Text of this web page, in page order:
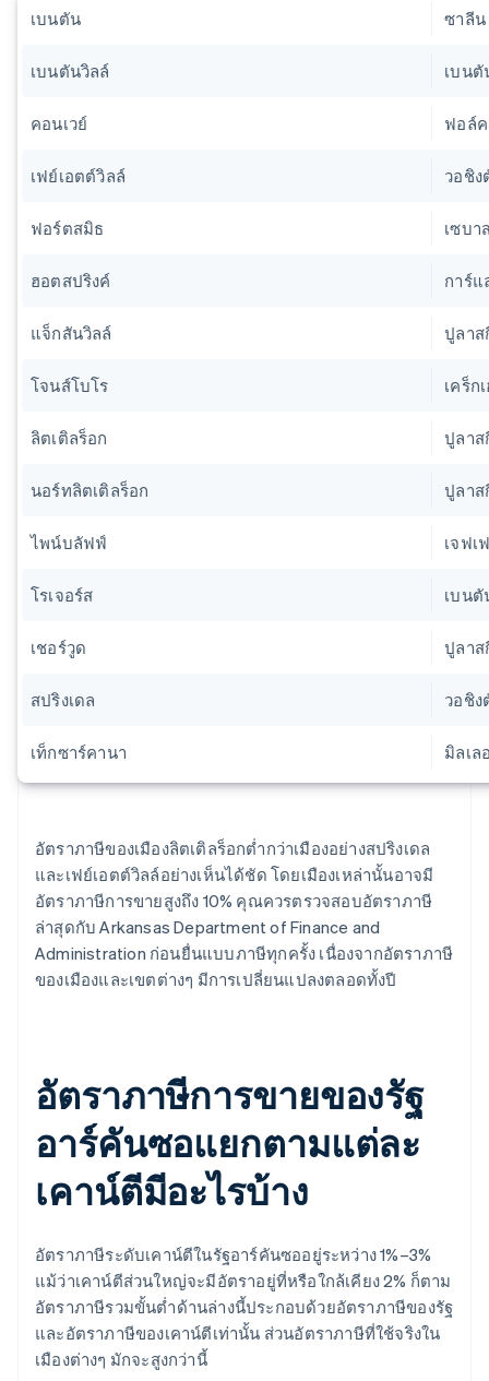
เบนตัน ซาลีน
เบนตันวิลล์ เบนตั
คอนเวย์ ฟอล์ค
เฟย์เอตต์วิลล์ วอชิง
ฟอร์ตสมิธ เซบา
ฮอตสปริงค์ การ์
แจ็กสันวิลล์ ปูลาส
โจนส์โบโร เคร็ก
ลิตเติลร็อก ปูลาส
นอร์ทลิตเติลร็อก ปูลาส
ไพน์บลัฟฟ์ เจฟเ
โรเจอร์ส เบนตั
เชอร์วูด ปูลาส
สปริงเดล วอชิ
เท็กซาร์คานา มิลเล
อัตราภาษีของเมืองลิตเติลร็อกต่ำกว่าเมืองอย่างสปริงเดล
และเฟย์เอตต์วิลล์อย่างเห็นได้ชัด โดยเมืองเหล่านั้นอาจมี
อัตราภาษีการขายสูงถึง 10% คุณควรตรวจสอบอัตราภาษี
ล่าสุดกับ Arkansas Department of Finance and
Administration ก่อนยื่นแบบภาษีทุกครั้ง เนื่องจากอัตราภาษี
ของเมืองและเขตต่างๆ มีการเปลี่ยนแปลงตลอดทั้งปี
อัตราภาษีการขายของรัฐ
อาร์คันซอแยกตามแต่ละ
เคาน์ตีมีอะไรบ้าง
อัตราภาษีระดับเคาน์ตีในรัฐอาร์คันซออยู่ระหว่าง 1%–3%
แม้ว่าเคาน์ตีส่วนใหญ่จะมีอัตราอยู่ที่หรือใกล้เคียง 2% ก็ตาม
อัตราภาษีรวมขั้นต่ำด้านล่างนี้ประกอบด้วยอัตราภาษีของรัฐ
และอัตราภาษีของเคาน์ตีเท่านั้น ส่วนอัตราภาษีที่ใช้จริงใน
เมืองต่างๆ มักจะสูงกว่านี้